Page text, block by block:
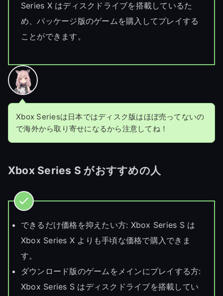
Series X はディスクドライブを搭載しているた
め、パッケージ版のゲームを購入してプレイする
ことができます。
Xbox Seriesは日本ではディスク版はほぼ売ってないの
で海外から取り寄せになるから注意してね！
Xbox Series S がおすすめの人
できるだけ価格を抑えたい方: Xbox Series S は
Xbox Series X よりも手頃な価格で購入できま
す。
ダウンロード版のゲームをメインにプレイする方:
Xbox Series S はディスクドライブを搭載してい